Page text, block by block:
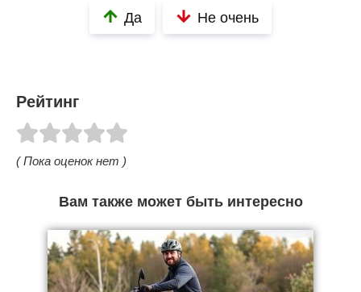
Да Не очень
Рейтинг
( Пока оценок нет )
Вам также может быть интересно